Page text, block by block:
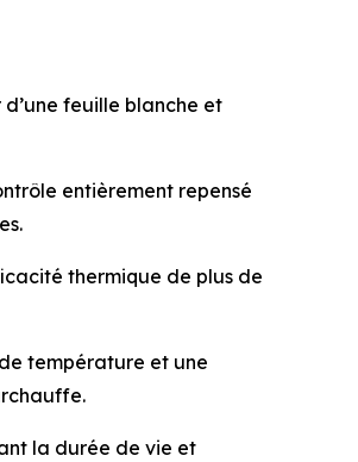
feuille blanche et
entièrement repensé
thermique de plus de
température et une
la durée de vie et